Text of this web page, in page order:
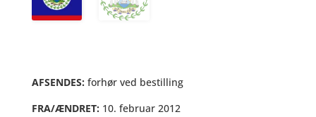
AFSENDES: forhør ved bestilling
FRA/ÆNDRET: 10. februar 2012